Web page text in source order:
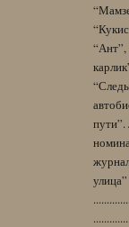
пути”.